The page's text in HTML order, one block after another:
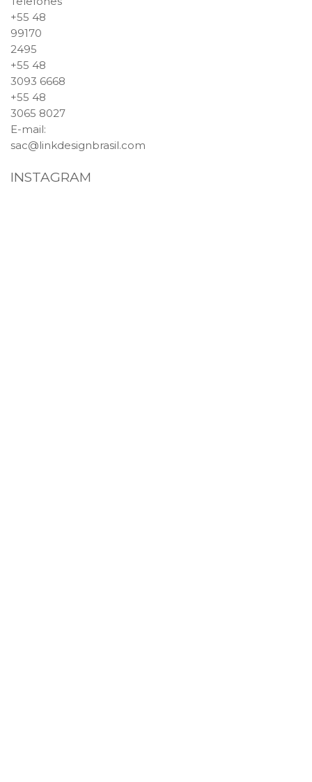
+55 48
99170
2495
+55 48
3093 6668
+55 48
3065 8027
E-mail:
sac@linkdesignbrasil.com
INSTAGRAM